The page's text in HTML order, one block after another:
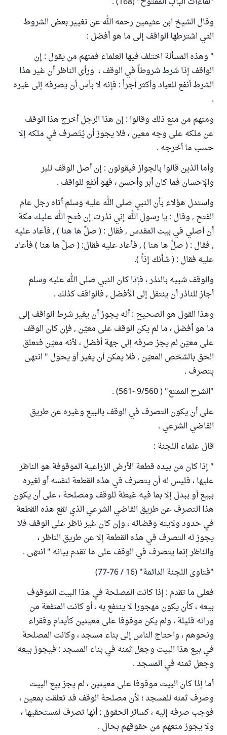
وقال الشيخ ابن عثيمين رحمه الله عن تغيير بعض الشروط
التي اشترطها الواقف إلى ما هو أفضل :
" وهذه المسألة اختلف فيها العلماء فمنهم من يقول : إن
الواقف إذا شرط شروطاً في الوقف ، ورأى الناظر أن غير هذا
الشرط أنفع للعباد وأكثر أجراً : فإنه لا بأس أن يصرفه إلى غيره
.
ومنهم من منع ذلك وقالوا : إن هذا الرجل أخرج هذا الوقف
عن ملكه على وجه معين ، فلا يجوز أن يُتَصرف في ملكه إلا
حسب ما أخرجه .
وأما الذين قالوا بالجواز فيقولون : إن أصل الوقف للبر
والإحسان فما كان أبر وأحسن ، فهو أنفع للواقف .
واستدل هؤلاء بأن النبي صلى الله عليه وسلم أتاه رجل عام
الفتح , وقال : يا رسول الله إني نذرت إن فتح الله عليك مكة
أن أصلي في بيت المقدس , فقال : ( صلِّ ها هنا ) , فأعاد عليه
, فقال : ( صلِّ ها هنا ) , فأعاد عليه فقال: ( صلِّ ها هنا ) فأعاد
عليه فقال : ( شأنك إذاً ).
والوقف شبيه بالنذر ، فإذا كان النبي صلى الله عليه وسلم
أجاز للناذر أن ينتقل إلى الأفضل , فالواقف كذلك .
وهذا القول هو الصحيح : أنه يجوز أن يغير شرط الواقف إلى
ما هو أفضل ، ما لم يكن الوقف على معيّن , فإن كان الوقف
على معيّن لم يجز صرفه إلى جهة أفضل ، لأنه معيّن فتعلق
الحق بالشخص المعيّن , فلا يمكن أن يغير أو يحول " انتهى
بتصرف .
"الشرح الممتع" ( 9/560 -561) .
على أن يكون التصرف في الوقف بالبيع وغيره عن طريق
القاضي الشرعي .
قال علماء اللجنة :
" إذا كان من بيده قطعة الأرض الزراعية الموقوفة هو الناظر
عليها ، فليس له أن يتصرف في هذه القطعة لنفسه أو لغيره
ببيع أو ببدل إلا بما فيه غبطة للوقف ومصلحة ، على أن يكون
هذا التصرف عن طريق القاضي الشرعي الذي تقع هذه القطعة
في حدود ولايته وقضائه ، وإن كان غير ناظر على الوقف فلا
يجوز له التصرف في هذه القطعة إلا عن طريق الناظر ،
والناظر إنما يتصرف في الوقف على ما تقدم بيانه " انتهى .
"فتاوى اللجنة الدائمة" (16 / 76-77)
فعلى ما تقدم : إذا كانت المصلحة في هذا البيت الموقوف
بيعه ، كأن يكون مهجورا لا ينتفع به ، أو كانت المنفعة من
ورائه قليلة ، ولم يكن موقوفا على معينين كأيتام وفقراء
ونحوهم ، واحتاج الناس إلى بناء مسجد ، وكانت المصلحة
في بيع هذا البيت وجعل ثمنه في بناء المسجد : فيجوز بيعه
وجعل ثمنه في المسجد .
أما إذا كان البيت موقوفا على معينين ، لم يجز بيع البيت
وصرف ثمنه للمسجد ؛ لأن مصلحة الوقف قد تعلقت بمعين ،
فوجب صرفه إليه ، كسائر الحقوق : أنها تصرف لمستحقيها ،
ولا يجوز منعهم من حقوقهم بحال .